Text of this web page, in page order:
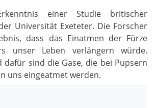
einer Studie britischer
Universität Exeteter. Die Forscher
dass das Einatmen der Fürze
unser Leben verlängern würde.
dafür sind die Gase, die bei Pupsern
uns eingeatmet werden.